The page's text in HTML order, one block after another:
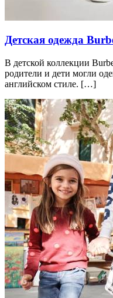
Детская одежда
В детской коллекции
родители и дети могли
английском стиле. […]